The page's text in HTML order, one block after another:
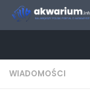
Skip to content
WIADOMOŚCI